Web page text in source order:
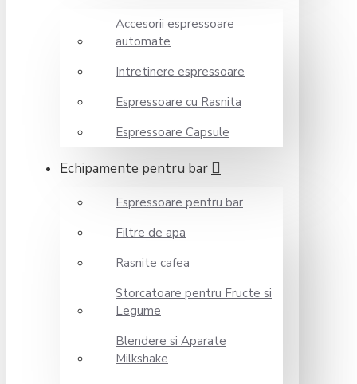
Accesorii espressoare
automate
Intretinere espressoare
Espressoare cu Rasnita
Espressoare Capsule
Echipamente pentru bar
Espressoare pentru bar
Filtre de apa
Rasnite cafea
Storcatoare pentru Fructe si
Legume
Blendere si Aparate
Milkshake